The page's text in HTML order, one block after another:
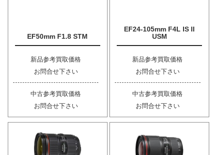
EF50mm F1.8 STM
新品参考買取価格
お問合せ下さい
中古参考買取価格
お問合せ下さい
EF24-105mm F4L IS II
USM
新品参考買取価格
お問合せ下さい
中古参考買取価格
お問合せ下さい